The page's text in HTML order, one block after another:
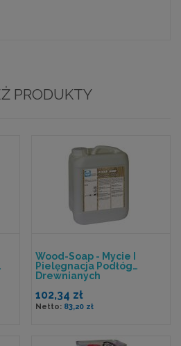
PRODUKTY
Wood-Soap - Mycie I
Pielęgnacja Podłóg
Drewnianych
102,34 zł
83,20 zł